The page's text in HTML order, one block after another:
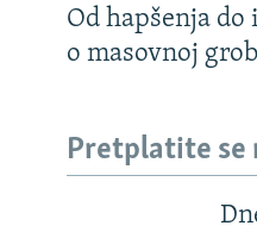
Od hapšenja do
o masovnoj
Pretplatite se